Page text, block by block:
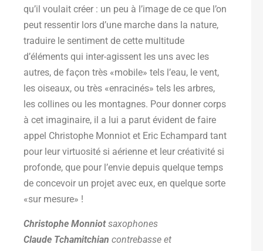
qu’il voulait créer : un peu à l’image de ce que l’on
peut ressentir lors d’une marche dans la nature,
traduire le sentiment de cette multitude
d’éléments qui inter-agissent les uns avec les
autres, de façon très «mobile» tels l’eau, le vent,
les oiseaux, ou très «enracinés» tels les arbres,
les collines ou les montagnes. Pour donner corps
à cet imaginaire, il a lui a parut évident de faire
appel Christophe Monniot et Eric Echampard tant
pour leur virtuosité si aérienne et leur créativité si
profonde, que pour l’envie depuis quelque temps
de concevoir un projet avec eux, en quelque sorte
«sur mesure» !
Christophe Monniotsaxophones
Claude Tchamitchian contrebasse et